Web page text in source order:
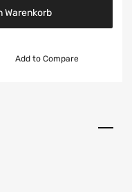
Warenkorb
Add to Compare